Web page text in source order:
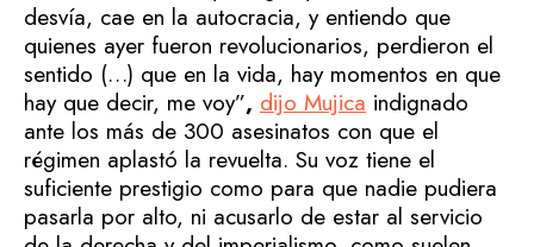
desvía, cae en la autocracia, y entiendo que
quienes ayer fueron revolucionarios, perdieron el
sentido (…) que en la vida, hay momentos en que
hay que decir, me voy”, dijo Mujica indignado
ante los más de 300 asesinatos con que el
régimen aplastó la revuelta. Su voz tiene el
suficiente prestigio como para que nadie pudiera
pasarla por alto, ni acusarlo de estar al servicio